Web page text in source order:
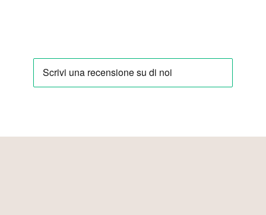
per offrirti un riposo da sogno.